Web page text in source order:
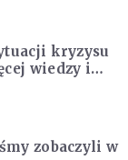
kryzysu
wiedzy i
[WYWIAD]
zobaczyli w